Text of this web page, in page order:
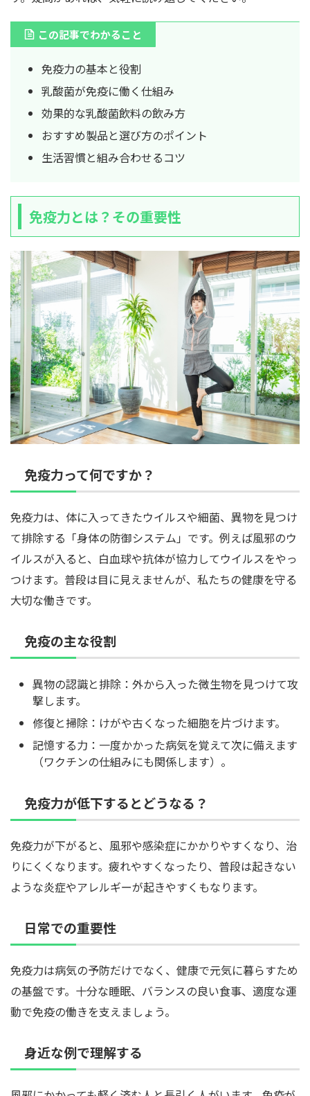
この記事でわかること
免疫力の基本と役割
乳酸菌が免疫に働く仕組み
効果的な乳酸菌飲料の飲み方
おすすめ製品と選び方のポイント
生活習慣と組み合わせるコツ
免疫力とは？その重要性
免疫力って何ですか？
免疫力は、体に入ってきたウイルスや細菌、異物を見つけ
て排除する「身体の防御システム」です。例えば風邪のウ
イルスが入ると、白血球や抗体が協力してウイルスをやっ
つけます。普段は目に見えませんが、私たちの健康を守る
大切な働きです。
免疫の主な役割
異物の認識と排除：外から入った微生物を見つけて攻
撃します。
修復と掃除：けがや古くなった細胞を片づけます。
記憶する力：一度かかった病気を覚えて次に備えます
（ワクチンの仕組みにも関係します）。
免疫力が低下するとどうなる？
免疫力が下がると、風邪や感染症にかかりやすくなり、治
りにくくなります。疲れやすくなったり、普段は起きない
ような炎症やアレルギーが起きやすくもなります。
日常での重要性
免疫力は病気の予防だけでなく、健康で元気に暮らすため
の基盤です。十分な睡眠、バランスの良い食事、適度な運
動で免疫の働きを支えましょう。
身近な例で理解する